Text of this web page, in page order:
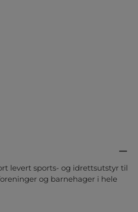
levert sports- og idrettsutstyr til
og barnehager i hele